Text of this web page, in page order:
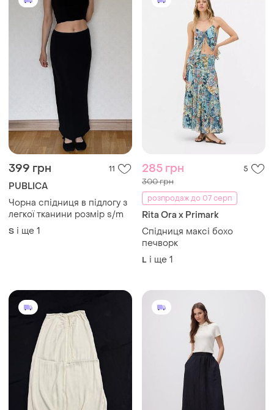
399 грн 11
PUBLICA
Чорна спідниця в підлогу з
легкої тканини розмір s/m
S і ще 1
285 грн 5
300 грн
розпродаж до 07 серп
Rita Ora x Primark
Спідниця максі бохо
печворк
L і ще 1